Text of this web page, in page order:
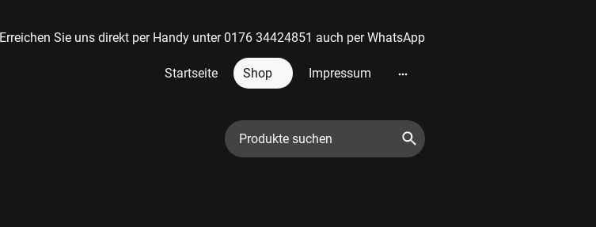
Erreichen Sie uns direkt per Handy unter 0176 34424851 auch per WhatsApp
Startseite Shop Impressum